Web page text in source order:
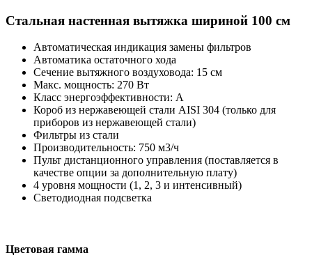
Стальная настенная вытяжка шириной 100 см
Автоматическая индикация замены фильтров
Автоматика остаточного хода
Сечение вытяжного воздуховода: 15 см
Макс. мощность: 270 Вт
Класс энергоэффективности: А
Короб из нержавеющей стали AISI 304 (только для
приборов из нержавеющей стали)
Фильтры из стали
Производительность: 750 м3/ч
Пульт дистанционного управления (поставляется в
качестве опции за дополнительную плату)
4 уровня мощности (1, 2, 3 и интенсивный)
Светодиодная подсветка
Цветовая гамма